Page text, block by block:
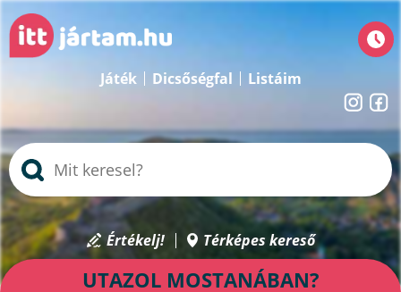
Játék Dicsőségfal Listáim
Értékelj! Térképes kereső
UTAZOL MOSTANÁBAN?